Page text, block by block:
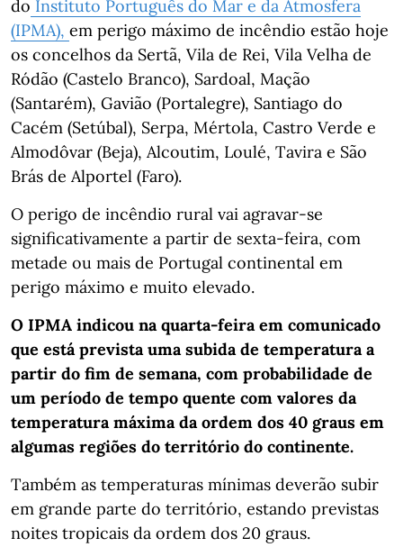
do Instituto Português do Mar e da Atmosfera
(IPMA), em perigo máximo de incêndio estão hoje
os concelhos da Sertã, Vila de Rei, Vila Velha de
Ródão (Castelo Branco), Sardoal, Mação
(Santarém), Gavião (Portalegre), Santiago do
Cacém (Setúbal), Serpa, Mértola, Castro Verde e
Almodôvar (Beja), Alcoutim, Loulé, Tavira e São
Brás de Alportel (Faro).
O perigo de incêndio rural vai agravar-se
significativamente a partir de sexta-feira, com
metade ou mais de Portugal continental em
perigo máximo e muito elevado.
O IPMA indicou na quarta-feira em comunicado
que está prevista uma subida de temperatura a
partir do fim de semana, com probabilidade de
um período de tempo quente com valores da
temperatura máxima da ordem dos 40 graus em
algumas regiões do território do continente.
Também as temperaturas mínimas deverão subir
em grande parte do território, estando previstas
noites tropicais da ordem dos 20 graus.